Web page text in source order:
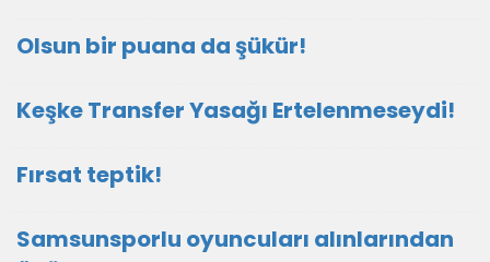
Olsun bir puana da şükür!
Keşke Transfer Yasağı Ertelenmeseydi!
Fırsat teptik!
Samsunsporlu oyuncuları alınlarından